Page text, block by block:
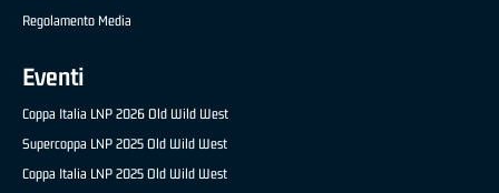
Regolamento Media
Eventi
Coppa Italia LNP 2026 Old Wild West
Supercoppa LNP 2025 Old Wild West
Coppa Italia LNP 2025 Old Wild West